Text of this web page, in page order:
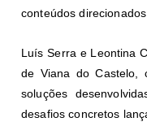
conteúdos
Luís Serra e Leontina
de Viana do Castelo,
soluções
desafios concretos